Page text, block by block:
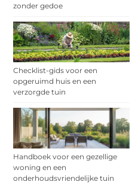
zonder gedoe
Checklist-gids voor een
opgeruimd huis en een
verzorgde tuin
Handboek voor een gezellige
woning en een
onderhoudsvriendelijke tuin